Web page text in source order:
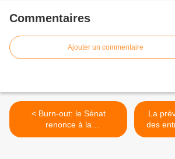
Commentaires
Ajouter un commentaire
< Burn-out: le Sénat
renonce à la
reconnaissance...
La